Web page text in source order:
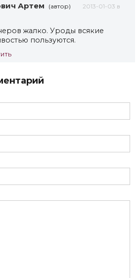
Артем (автор)
2013-01-03 в
жалко. Уроды всякие
пользуются.